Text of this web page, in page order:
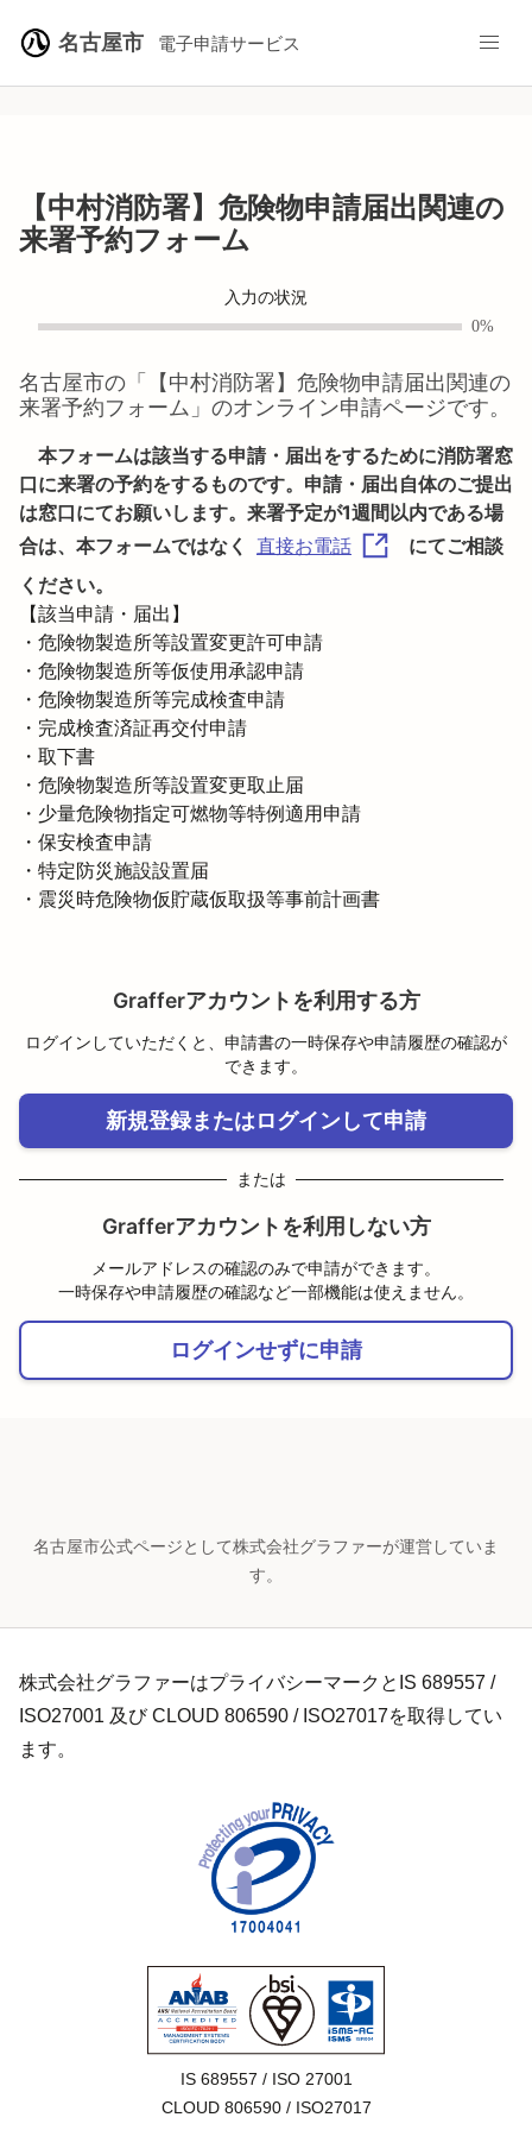
名古屋市 電子申請サービス
【中村消防署】危険物申請届出関連の
来署予約フォーム
入力の状況
0%
名古屋市の「
【中村消防署】危険物申請届出関連の
来署予約フォーム 」のオンライン申請ページです。
本フォームは該当する申請・届出をするために消防署窓
口に来署の予約をするものです。申請・届出自体のご提出
は窓口にてお願いします。来署予定が1週間以内である場
合は、本フォームではなく
直接お電話
にてご相談
ください。
【該当申請・届出】
・危険物製造所等設置変更許可申請
・危険物製造所等仮使用承認申請
・危険物製造所等完成検査申請
・完成検査済証再交付申請
・取下書
・危険物製造所等設置変更取止届
・少量危険物指定可燃物等特例適用申請
・保安検査申請
・特定防災施設設置届
・震災時危険物仮貯蔵仮取扱等事前計画書
Grafferアカウントを利用する方
ログインしていただくと、申請書の一時保存や申請履歴の確認が
できます。
新規登録またはログインして申請
または
Grafferアカウントを利用しない方
メールアドレスの確認のみで申請ができます。
一時保存や申請履歴の確認など一部機能は使えません。
ログインせずに申請
名古屋市公式ページとして株式会社グラファーが運営していま
す。
株式会社グラファーはプライバシーマークとIS 689557 /
ISO27001 及び CLOUD 806590 / ISO27017を取得してい
ます。
IS 689557 / ISO 27001
CLOUD 806590 / ISO27017